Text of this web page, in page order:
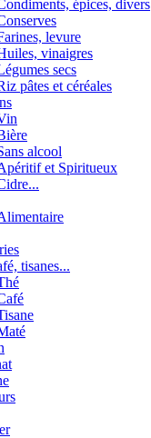
épices, divers
levure
vinaigres
secs
pâtes et céréales
alcool
et Spiritueux
tisanes...